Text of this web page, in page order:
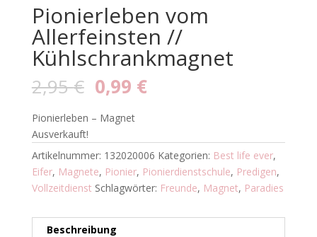
Pionierleben vom
Allerfeinsten //
Kühlschrankmagnet
2,95€ 0,99 €
Pionierleben – Magnet
Ausverkauft!
Artikelnummer: 132020006 Kategorien: Best life ever,
Eifer, Magnete, Pionier, Pionierdienstschule, Predigen,
Vollzeitdienst Schlagwörter: Freunde, Magnet, Paradies
Beschreibung